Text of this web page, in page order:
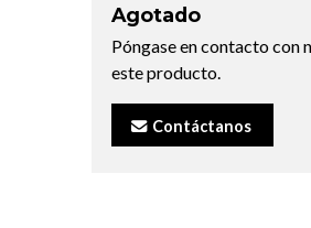
Agotado
Póngase en contacto con
este producto.
Contáctanos